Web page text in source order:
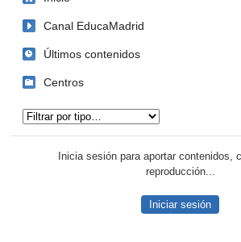
Canal EducaMadrid
Últimos contenidos
Centros
Inicia sesión para aportar contenidos,
reproducción...
Iniciar sesión